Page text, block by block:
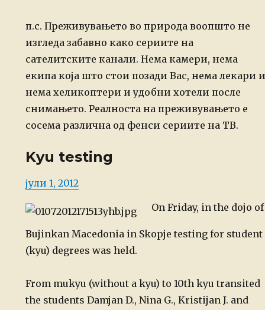
п.с. Преживувањето во природа воопшто не
изгледа забавно како сериите на
сателитските канали. Нема камери, нема
екипа која што стои позади Вас, немалекари и
нема хеликоптери и удобни хотели после
снимањето. Реалноста напреживувањето е
сосема различна од фенси сериите на ТВ.
Kyu testing
Posted
јули 1, 2012
On Friday, in the dojo of
Bujinkan Macedonia in Skopje testing for student
(kyu) degrees was held.
From mukyu (without a kyu) to 10th kyu transited
the students Damjan D., Nina G., Kristijan J. and